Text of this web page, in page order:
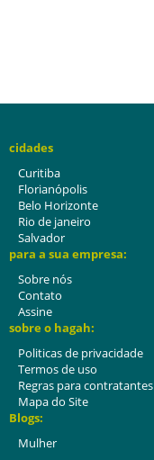
cidades
Curitiba
Florianópolis
Belo Horizonte
Rio de janeiro
Salvador
para a sua empresa:
Sobre nós
Contato
Assine
sobre o hagah:
Politicas de privacidade
Termos de uso
Regras para contratantes
Mapa do Site
Blogs:
Mulher